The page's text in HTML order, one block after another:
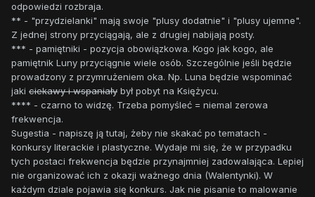
odpowiedzi rozbraja.
** - "przydzielanki" mają swoje "plusy dodatnie" i "plusy ujemne".
Z jednej strony przyciągają, ale z drugiej nabijają posty.
*** - pamiętniki - pozycja obowiązkowa. Kogo jak kogo, ale
pamiętnik Luny przyciągnie wiele osób. Szczególnie jeśli będzie
prowadzony z przymrużeniem oka. Np. Luna będzie wspominać
jaki ciekawy i wspaniały był pobyt na Księżycu.
**** - czarno to widzę. Trzeba pomyśleć = niemal zerowa
frekwencja.
Sugestia - napiszę ją tutaj, żeby nie skakać po tematach -
konkursy literackie i plastyczne. Wydaje mi się, że w przypadku
tych postaci frekwencja będzie przynajmniej zadowalająca. Lepiej
nie organizować ich z okazji ważnego dnia (Walentynki). W
każdym dziale pojawia się konkurs. Jak nie pisanie to malowanie